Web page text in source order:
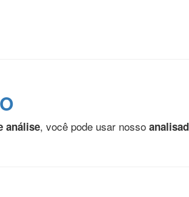
análise, você pode usar nosso